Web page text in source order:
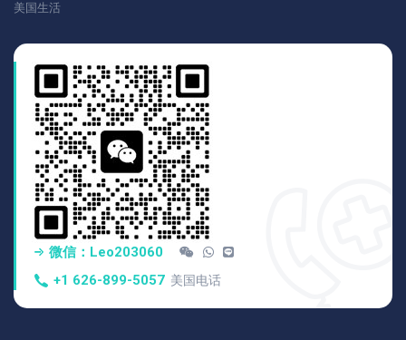
美国生活
微信：Leo203060
+1 626-899-5057 美国电话